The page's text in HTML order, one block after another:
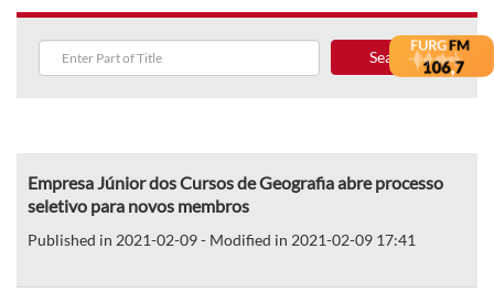
Search
Empresa Júnior dos Cursos de Geografia abre processo
seletivo para novos membros
Published in 2021-02-09 - Modified in 2021-02-09 17:41